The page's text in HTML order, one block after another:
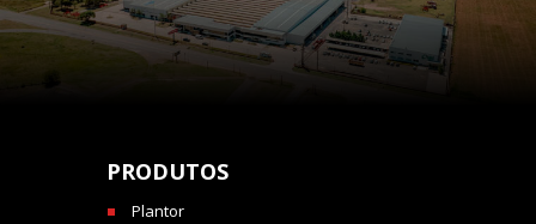
PRODUTOS
Plantor